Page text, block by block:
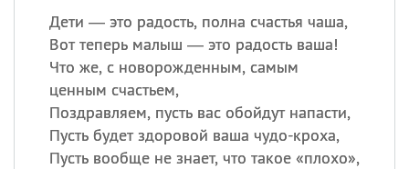
Дети — это радость, полна счастья чаша,
Вот теперь малыш — это радость ваша!
Что же, с новорожденным, самым
ценным счастьем,
Поздравляем, пусть вас обойдут напасти,
Пусть будет здоровой ваша чудо-кроха,
Пусть вообще не знает, что такое «плохо»,